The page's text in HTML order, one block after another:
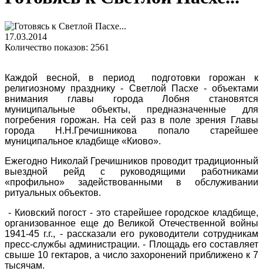
17.03.2014
Количество показов: 2561
Каждой весной, в период подготовки горожан к
религиозному празднику - Светлой Пасхе - объектами
внимания главы города Лобня становятся
муниципальные объекты, предназначенные для
погребения горожан. На сей раз в поле зрения Главы
города Н.Н.Гречишникова попало старейшее
муниципальное кладбище «Киово».
Ежегодно Николай Гречишников проводит традиционный
выездной рейд с руководящими работниками
«профильно» задействованными в обслуживании
ритуальных объектов.
- Киовский погост - это старейшее городское кладбище,
организованное еще до Великой Отечественной войны
1941-45 г.г., - рассказали его руководители сотрудникам
пресс-службы администрации. - Площадь его составляет
свыше 10 гектаров, а число захоронений приближено к 7
тысячам.